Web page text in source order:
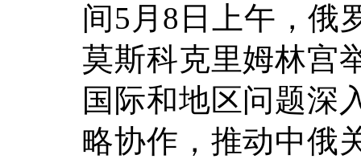
间5月8日上午，俄
莫斯科克里姆林宫
国际和地区问题深
略协作，推动中俄